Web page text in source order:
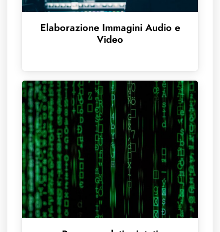
Elaborazione Immagini Audio e
Video